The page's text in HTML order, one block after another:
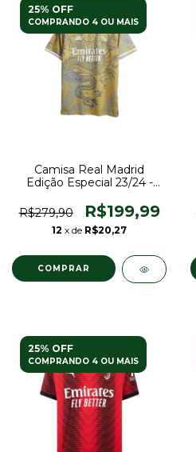
25% OFF
COMPRANDO 4 OU MAIS
Camisa Real Madrid
Edição Especial 23/24 -
- Dourado
R$279,90 R$199,99
12 x de R$20,27
COMPRAR
25% OFF
COMPRANDO 4 OU MAIS